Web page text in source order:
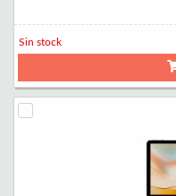
Sin stock